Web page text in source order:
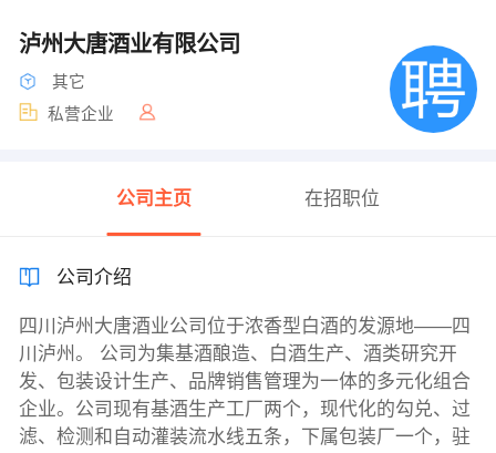
泸州大唐酒业有限公司
其它
私营企业
公司主页 在招职位
公司介绍
四川泸州大唐酒业公司位于浓香型白酒的发源地——四
川泸州。 公司为集基酒酿造、白酒生产、酒类研究开
发、包装设计生产、品牌销售管理为一体的多元化组合
企业。公司现有基酒生产工厂两个，现代化的勾兑、过
滤、检测和自动灌装流水线五条，下属包装厂一个，驻